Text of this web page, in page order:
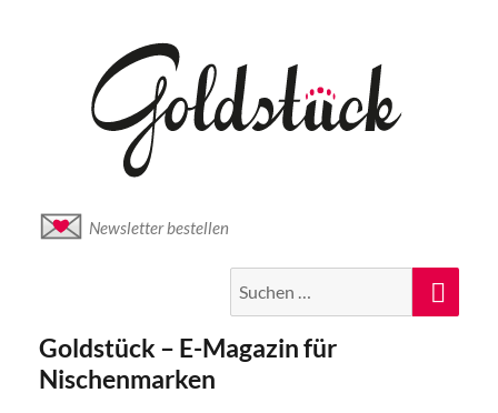
Newsletter bestellen
nach:
Goldstück – E-Magazin für
Nischenmarken